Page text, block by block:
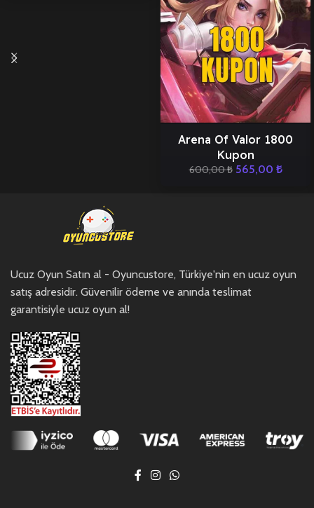
Arena Of Valor 1800
Kupon
600,00₺ 565,00 ₺
Ucuz Oyun Satın al - Oyuncustore, Türkiye'nin en ucuz oyun
satış adresidir. Güvenilir ödeme ve anında teslimat
garantisiyle ucuz oyun al!